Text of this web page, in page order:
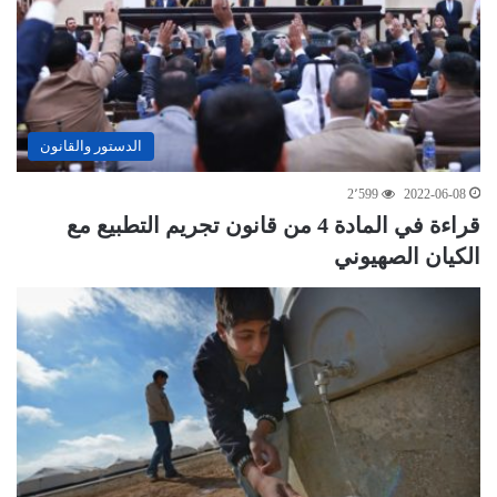
الدستور والقانون
2022-06-08 2٬599
قراءة في المادة 4 من قانون تجريم التطبيع مع
الكيان الصهيوني